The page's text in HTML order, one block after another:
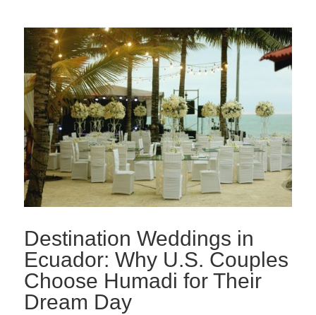
Destination Weddings in
Ecuador: Why U.S. Couples
Choose Humadi for Their
Dream Day